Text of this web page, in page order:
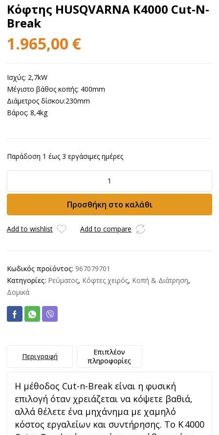
Κόφτης HUSQVARNA K4000 Cut-N-
Break
1.965,00 €
Ισχύς: 2,7kW
Μέγιστο βάθος κοπής: 400mm
Διάμετρος δίσκου:230mm
Βάρος: 8,4kg
Παράδοση 1 έως 3 εργάσιμες ημέρες
K4000
N-
Break
Προσθήκη στο καλάθι
Add to wishlist Add to compare
Κωδικός προϊόντος: 967079701
Κατηγορίες: Ρεύματος, Κόφτες χειρός, Κοπή & Διάτρηση,
Δομικά
Περιγραφή
Επιπλέον
πληροφορίες
Η μέθοδος Cut-n-Break είναι η φυσική
επιλογή όταν χρειάζεται να κόψετε βαθιά,
αλλά θέλετε ένα μηχάνημα με χαμηλό
κόστος εργαλείων και συντήρησης. Το K 4000